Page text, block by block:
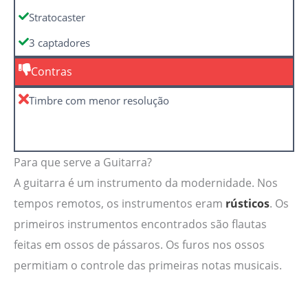
Stratocaster
3 captadores
Contras
Timbre com menor resolução
Para que serve a Guitarra?
A guitarra é um instrumento da modernidade. Nos
tempos remotos, os instrumentos eram rústicos. Os
primeiros instrumentos encontrados são flautas
feitas em ossos de pássaros. Os furos nos ossos
permitiam o controle das primeiras notas musicais.